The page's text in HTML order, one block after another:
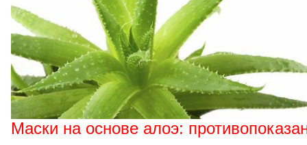
Маски на основе алоэ: